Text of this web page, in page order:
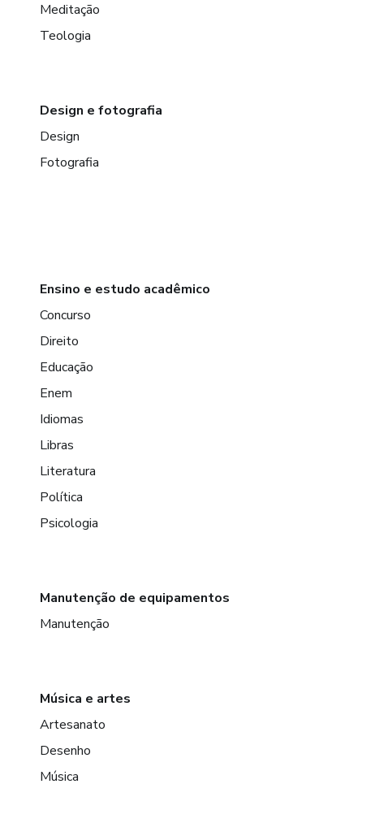
Meditação
Teologia
Design e fotografia
Design
Fotografia
Ensino e estudo acadêmico
Concurso
Direito
Educação
Enem
Idiomas
Libras
Literatura
Política
Psicologia
Manutenção de equipamentos
Manutenção
Música e artes
Artesanato
Desenho
Música